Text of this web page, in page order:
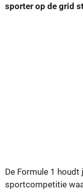
sporter op de grid
De Formule 1
sportcompetitie